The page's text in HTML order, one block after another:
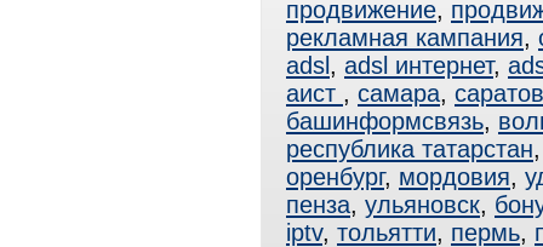
продвижение,
рекламная кампания,
adsl , adsl интернет,
аист , самара, саратов
башинформсвязь,
республика татарстан
оренбург, мордовия,
пенза, ульяновск,
iptv, тольятти, пермь,